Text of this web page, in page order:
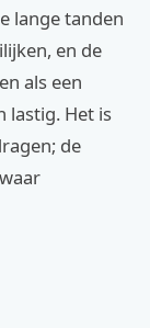
lange tanden
en de
als een
lastig. Het is
de